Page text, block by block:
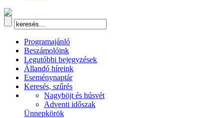
Programajánló
Beszámolóink
Legutóbbi bejegyzések
Állandó híreink
Eseménynaptár
Keresés, szűrés
Nagyböjt és húsvét
Adventi időszak
Ünnepkörök